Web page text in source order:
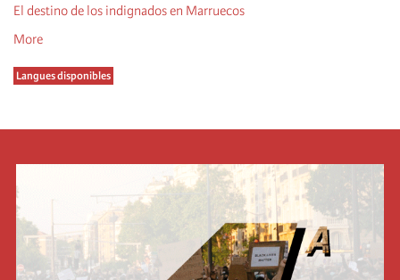
El destino de los indignados en Marruecos
More
Langues disponibles